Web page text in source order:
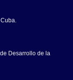
Desarrollo de la